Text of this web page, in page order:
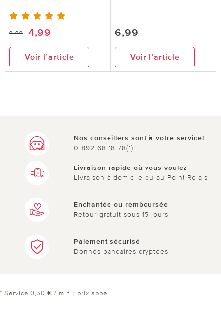
9,99 4,99
Voir l’article
6,99
Voir l’article
Nos conseillers sont à votre service!
0 892 68 18 78(*)
Livraison rapide où vous voulez
Livraison à domicile ou au Point Relais
Enchantée ou remboursée
Retour gratuit sous 15 jours
Paiement sécurisé
Donnés bancaires cryptées
* Service 0,50 € / min + prix appel